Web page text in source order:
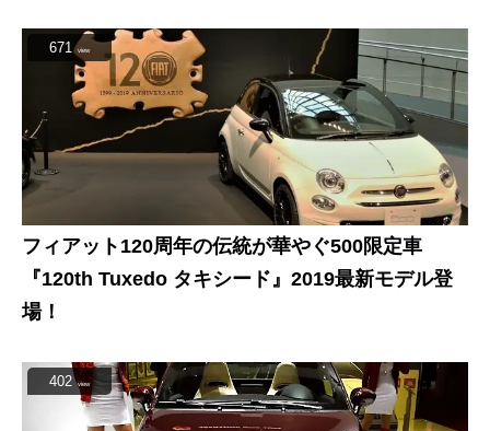
671 view
フィアット120周年の伝統が華やぐ500限定車
『120th Tuxedo タキシード』2019最新モデル登
場！
402 view